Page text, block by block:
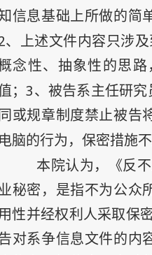
信息基础上所做的简
、上述文件内容只涉
念性、抽象性的思
；3、被告系主任研
或规章制度禁止被告
脑的行为，保密措施不
本院认为，《反
秘密，是指不为公众
性并经权利人采取保
对系争信息文件的内